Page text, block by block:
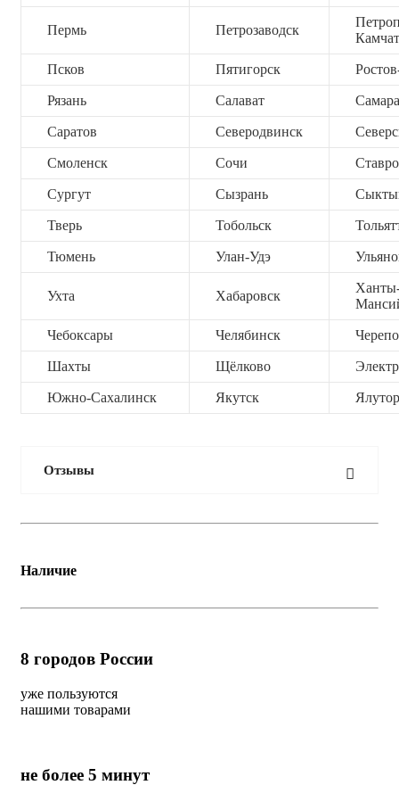
Пермь Петрозаводск
Псков Пятигорск
Рязань Салават Самара
Саратов Северодвинск
Смоленск Сочи
Сургут Сызрань
Тверь Тобольск
Тюмень Улан-Удэ
Ухта Хабаровск
Чебоксары Челябинск
Шахты Щёлково
Южно-Сахалинск Якутск
Отзывы
Наличие
8 городов России
уже пользуются
нашими товарами
не более 5 минут